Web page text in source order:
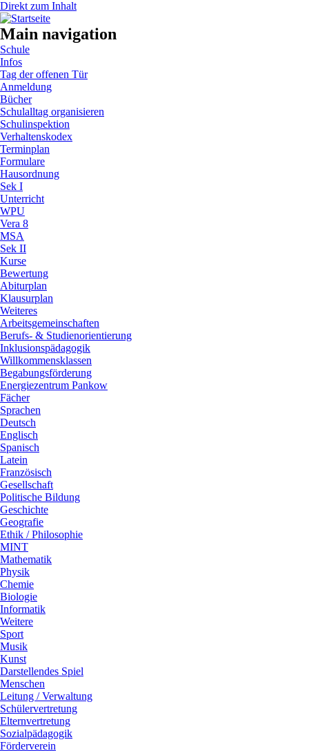
Direkt zum Inhalt
Main navigation
Schule
Infos
Tag der offenen Tür
Anmeldung
Bücher
Schulalltag organisieren
Schulinspektion
Verhaltenskodex
Terminplan
Formulare
Hausordnung
Sek I
Unterricht
WPU
Vera 8
MSA
Sek II
Kurse
Bewertung
Abiturplan
Klausurplan
Weiteres
Arbeitsgemeinschaften
Berufs- & Studienorientierung
Inklusionspädagogik
Willkommensklassen
Begabungsförderung
Energiezentrum Pankow
Fächer
Sprachen
Deutsch
Englisch
Spanisch
Latein
Französisch
Gesellschaft
Politische Bildung
Geschichte
Geografie
Ethik / Philosophie
MINT
Mathematik
Physik
Chemie
Biologie
Informatik
Weitere
Sport
Musik
Kunst
Darstellendes Spiel
Menschen
Leitung / Verwaltung
Schülervertretung
Elternvertretung
Sozialpädagogik
Förderverein